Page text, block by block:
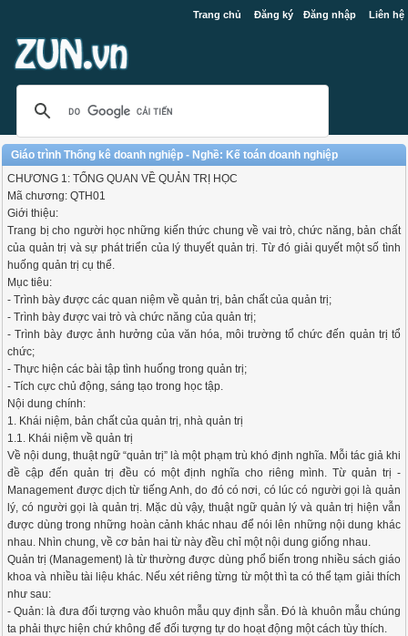
Trang chủ Đăng ký Đăng nhập Liên hệ
Giáo trình Thống kê doanh nghiệp - Nghề: Kế toán doanh nghiệp
CHƯƠNG 1: TỔNG QUAN VỀ QUẢN TRỊ HỌC
Mã chương: QTH01
Giới thiệu:
Trang bị cho người học những kiến thức chung về vai trò, chức năng, bản chất
của quản trị và sự phát triển của lý thuyết quản trị. Từ đó giải quyết một số tình
huống quản trị cụ thể.
Mục tiêu:
- Trình bày được các quan niệm về quản trị, bản chất của quản trị;
- Trình bày được vai trò và chức năng của quản trị;
- Trình bày được ảnh hưởng của văn hóa, môi trường tổ chức đến quản trị tổ
chức;
- Thực hiện các bài tập tình huống trong quản trị;
- Tích cực chủ động, sáng tạo trong học tập.
Nội dung chính:
1. Khái niệm, bản chất của quản trị, nhà quản trị
1.1. Khái niệm về quản trị
Về nội dung, thuật ngữ “quản trị” là một phạm trù khó định nghĩa. Mỗi tác giả khi
đề cập đến quản trị đều có một định nghĩa cho riêng mình. Từ quản trị -
Management được dịch từ tiếng Anh, do đó có nơi, có lúc có người gọi là quản
lý, có người gọi là quản trị. Mặc dù vậy, thuật ngữ quản lý và quản trị hiện vẫn
được dùng trong những hoàn cảnh khác nhau để nói lên những nội dung khác
nhau. Nhìn chung, về cơ bản hai từ này đều chỉ một nội dung giống nhau.
Quản trị (Management) là từ thường được dùng phổ biến trong nhiều sách giáo
khoa và nhiều tài liệu khác. Nếu xét riêng từng từ một thì ta có thể tạm giải thích
như sau:
- Quản: là đưa đối tượng vào khuôn mẫu quy định sẵn. Đó là khuôn mẫu chúng
ta phải thực hiện chứ không để đối tượng tự do hoạt động một cách tùy thích.